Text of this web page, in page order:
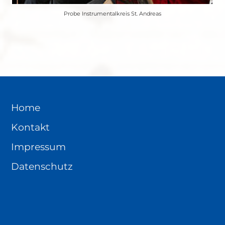
Probe Instrumentalkreis St. Andreas
Home
Kontakt
Impressum
Datenschutz